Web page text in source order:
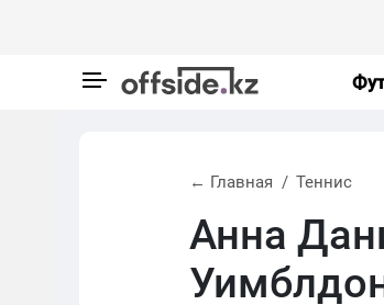
← Главная Теннис
Анна